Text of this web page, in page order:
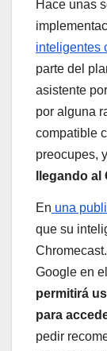
Hace unas
inteligentes
parte del
asistente
por alguna
compatible
preocupes,
llegando
En una
que su
Google en
permitirá
para
pedir